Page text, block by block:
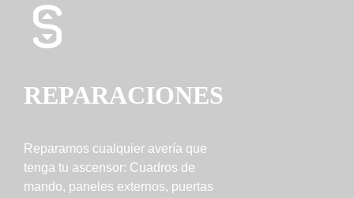
REPARACIONES
Reparamos cualquier avería que
tenga tu ascensor: Cuadros de
mando, paneles externos, puertas